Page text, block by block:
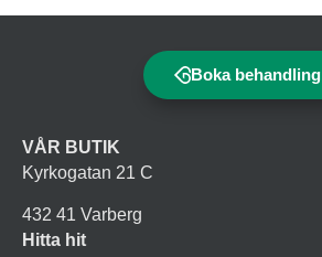
Boka behandling
VÅR BUTIK
Kyrkogatan 21 C
432 41 Varberg
Hitta hit